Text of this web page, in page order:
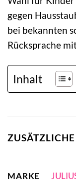
gegen
bei bekannten
Rücksprache
Inhalt
MARKE